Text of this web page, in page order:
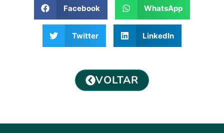
Facebook WhatsApp
Twitter LinkedIn
VOLTAR